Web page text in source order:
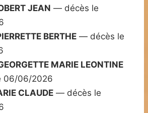
JEAN — décès le
BERTHE — décès le
MARIE LEONTINE
06/06/2026
CLAUDE — décès le